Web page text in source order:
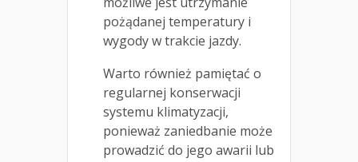
pożądanej temperatury i
wygody w trakcie jazdy.
Warto również pamiętać o
regularnej konserwacji
systemu klimatyzacji,
ponieważ zaniedbanie może
prowadzić do jego awarii lub